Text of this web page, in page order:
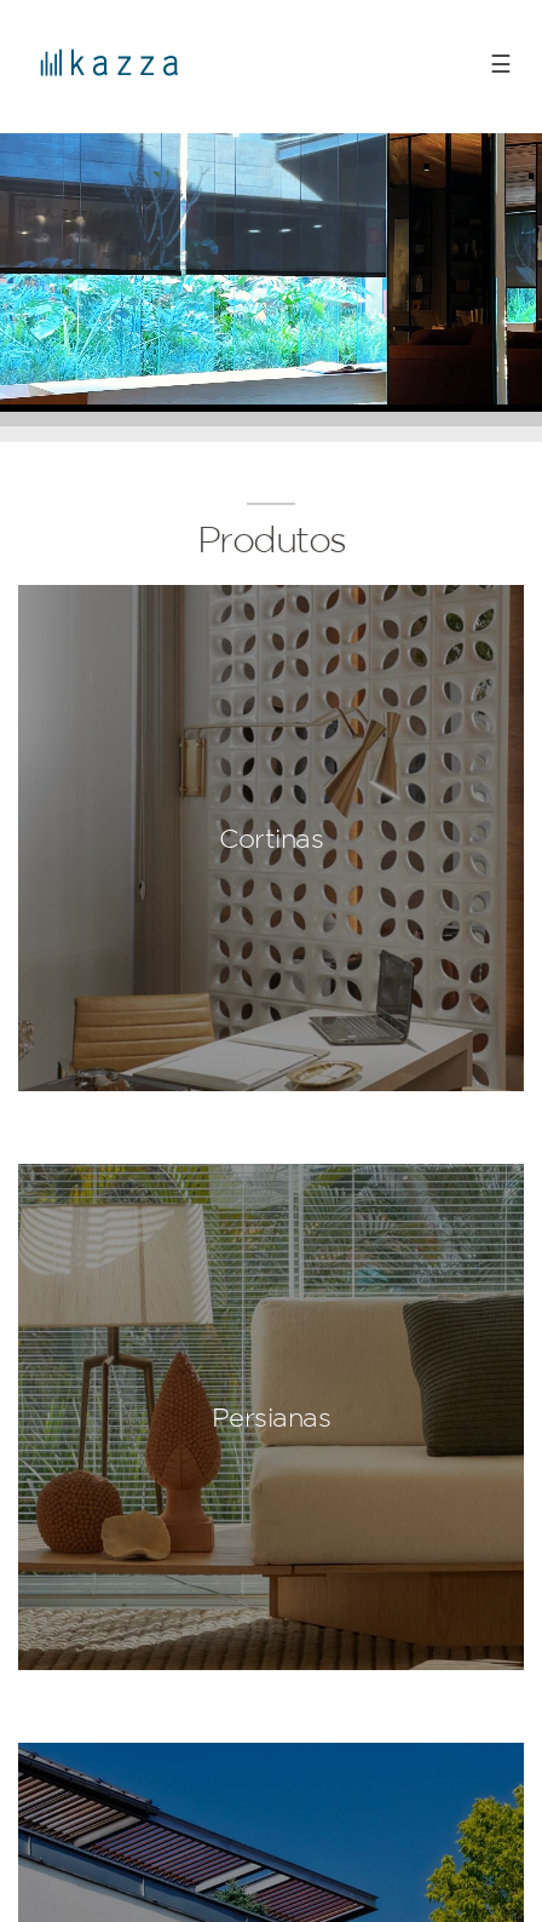
☰
Produtos
Cortinas
Persianas